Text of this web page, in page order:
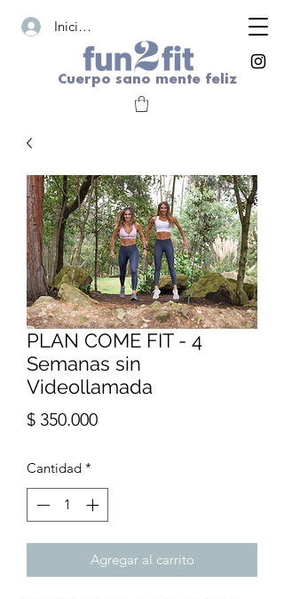
Iniciar sesión
Cuerpo sano mente feliz
PLAN COME FIT - 4
Semanas sin
Videollamada
$ 350.000Precio
Cantidad *
Agregar al carrito